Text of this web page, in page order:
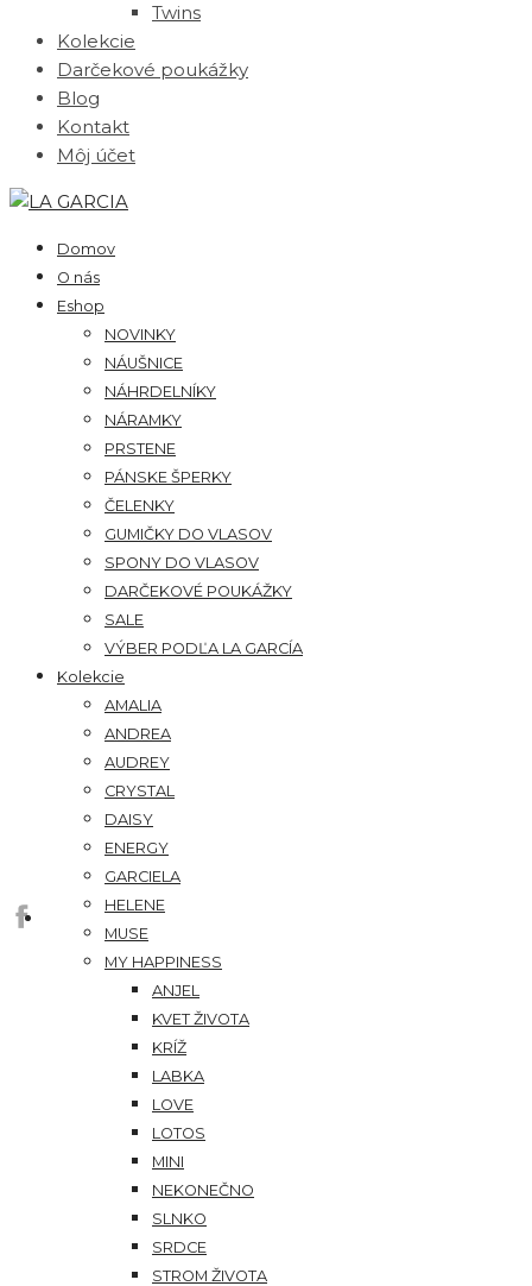
Twins
Kolekcie
Darčekové poukážky
Blog
Kontakt
Môj účet
Domov
O nás
Eshop
NOVINKY
NÁUŠNICE
NÁHRDELNÍKY
NÁRAMKY
PRSTENE
PÁNSKE ŠPERKY
ČELENKY
GUMIČKY DO VLASOV
SPONY DO VLASOV
DARČEKOVÉ POUKÁŽKY
SALE
VÝBER PODĽA LA GARCÍA
Kolekcie
AMALIA
ANDREA
AUDREY
CRYSTAL
DAISY
ENERGY
GARCIELA
HELENE
MUSE
MY HAPPINESS
ANJEL
KVET ŽIVOTA
KRÍŽ
LABKA
LOVE
LOTOS
MINI
NEKONEČNO
SLNKO
SRDCE
STROM ŽIVOTA